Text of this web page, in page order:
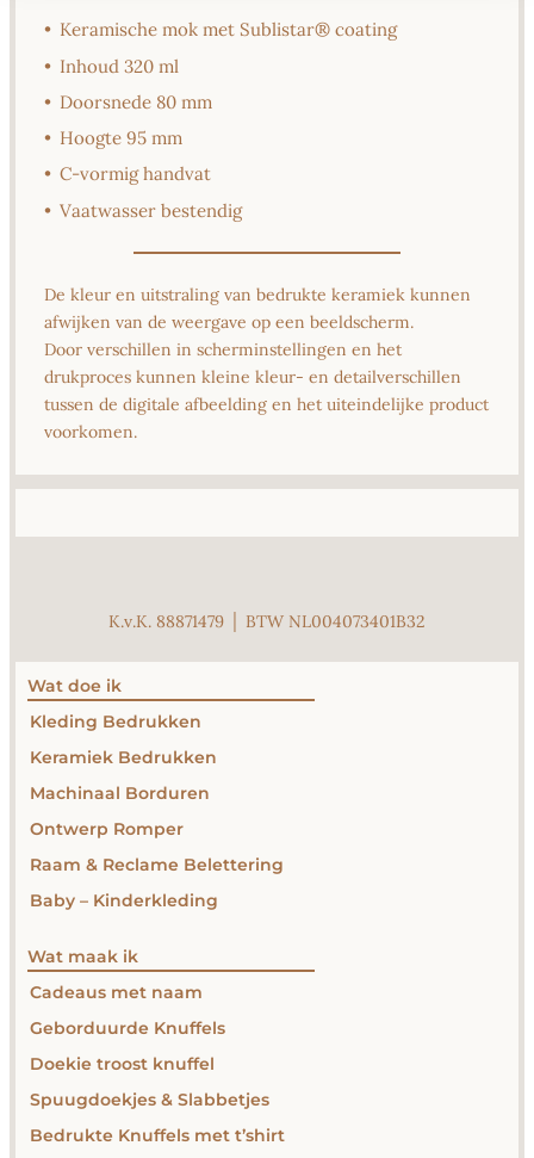
• Keramische mok met Sublistar® coating
• Inhoud 320 ml
• Doorsnede 80 mm
• Hoogte 95 mm
• C-vormig handvat
• Vaatwasser bestendig
De kleur en uitstraling van bedrukte keramiek kunnen
afwijken van de weergave op een beeldscherm.
Door verschillen in scherminstellingen en het
drukproces kunnen kleine kleur- en detailverschillen
tussen de digitale afbeelding en het uiteindelijke product
voorkomen.
K.v.K. 88871479 │ BTW NL004073401B32
Wat doe ik
Kleding Bedrukken
Keramiek Bedrukken
Machinaal Borduren
Ontwerp Romper
Raam & Reclame Belettering
Baby – Kinderkleding
Wat maak ik
Cadeaus met naam
Geborduurde Knuffels
Doekie troost knuffel
Spuugdoekjes & Slabbetjes
Bedrukte Knuffels met t’shirt